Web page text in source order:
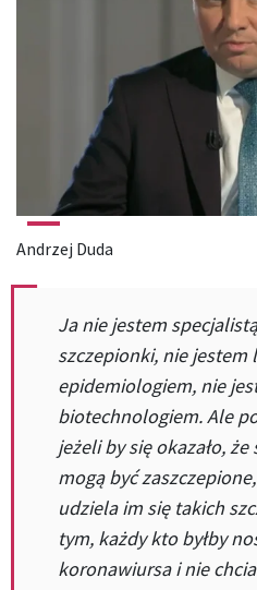
Andrzej Duda
Ja nie jestem
szczepionki, nie jestem
epidemiologiem, nie
biotechnologiem. Ale
jeżeli by się okazało,
mogą być
udziela im się takich
tym, każdy kto byłby
koronawiursa i nie